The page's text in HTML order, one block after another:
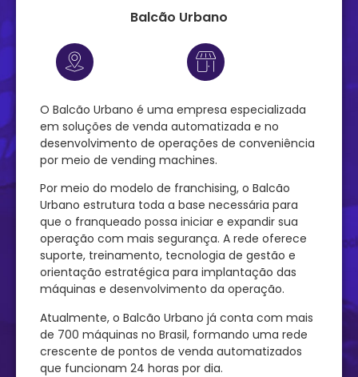
Balcão Urbano
O Balcão Urbano é uma empresa especializada
em soluções de venda automatizada e no
desenvolvimento de operações de conveniência
por meio de vending machines.
Por meio do modelo de franchising, o Balcão
Urbano estrutura toda a base necessária para
que o franqueado possa iniciar e expandir sua
operação com mais segurança. A rede oferece
suporte, treinamento, tecnologia de gestão e
orientação estratégica para implantação das
máquinas e desenvolvimento da operação.
Atualmente, o Balcão Urbano já conta com mais
de 700 máquinas no Brasil, formando uma rede
crescente de pontos de venda automatizados
que funcionam 24 horas por dia.